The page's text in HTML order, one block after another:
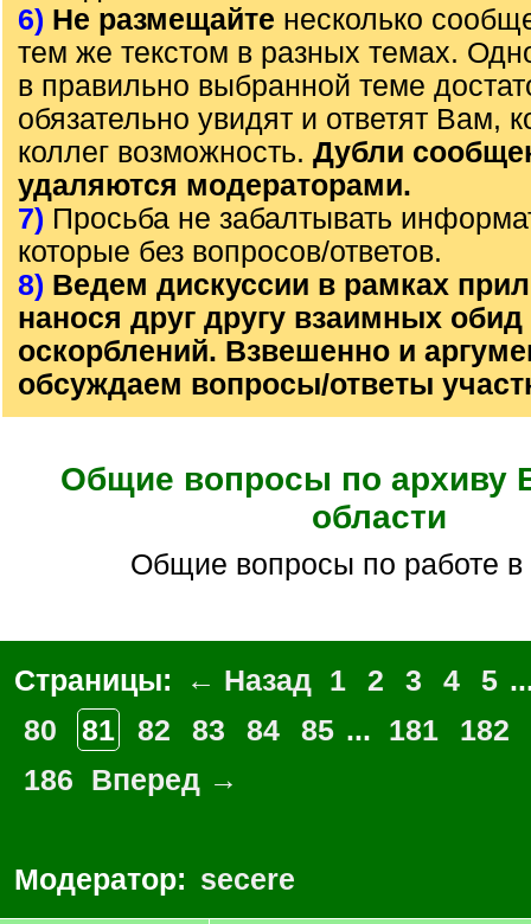
6) Не размещайте несколько
тем же текстом в разных темах.
в правильно выбранной теме
обязательно увидят и ответят Вам,
коллег возможность. Дубли
удаляются модераторами.
7) Просьба не забалтывать
которые без вопросов/ответов.
8) Ведем дискуссии в рамках
нанося друг другу взаимных обид
оскорблений. Взвешенно и
обсуждаем вопросы/ответы
Общие вопросы по архиву
области
общие вопросы по работе
Страницы: ← Назад 1 2 3 4 5
80
81 82 83 84 85 ... 181
182
186
Вперед →
Модератор: secere